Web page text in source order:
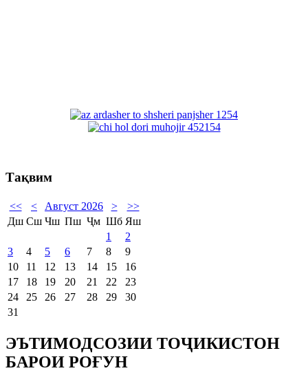
Тақвим
<< < Август 2026 >
>>
Дш Сш Чш Пш Ҷм Шб Яш
1
2
3
4 5 6 7 8
9
10
11 12 13 14 15
16
17
18 19 20 21 22
23
24
25 26 27 28 29
30
31
ЭЪТИМОДСОЗИИ ТОҶИКИСТОН
БАРОИ РОҒУН